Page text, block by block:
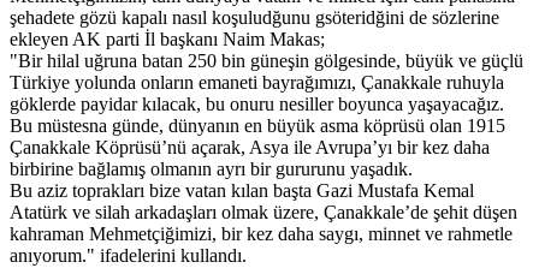
şehadete gözü kapalı nasıl koşuludğunu gsöteridğini de sözlerine
ekleyen AK parti İl başkanı Naim Makas;
"Bir hilal uğruna batan 250 bin güneşin gölgesinde, büyük ve güçlü
Türkiye yolunda onların emaneti bayrağımızı, Çanakkale ruhuyla
göklerde payidar kılacak, bu onuru nesiller boyunca yaşayacağız.
Bu müstesna günde, dünyanın en büyük asma köprüsü olan 1915
Çanakkale Köprüsü’nü açarak, Asya ile Avrupa’yı bir kez daha
birbirine bağlamış olmanın ayrı bir gururunu yaşadık.
Bu aziz toprakları bize vatan kılan başta Gazi Mustafa Kemal
Atatürk ve silah arkadaşları olmak üzere, Çanakkale’de şehit düşen
kahraman Mehmetçiğimizi, bir kez daha saygı, minnet ve rahmetle
anıyorum." ifadelerini kullandı.